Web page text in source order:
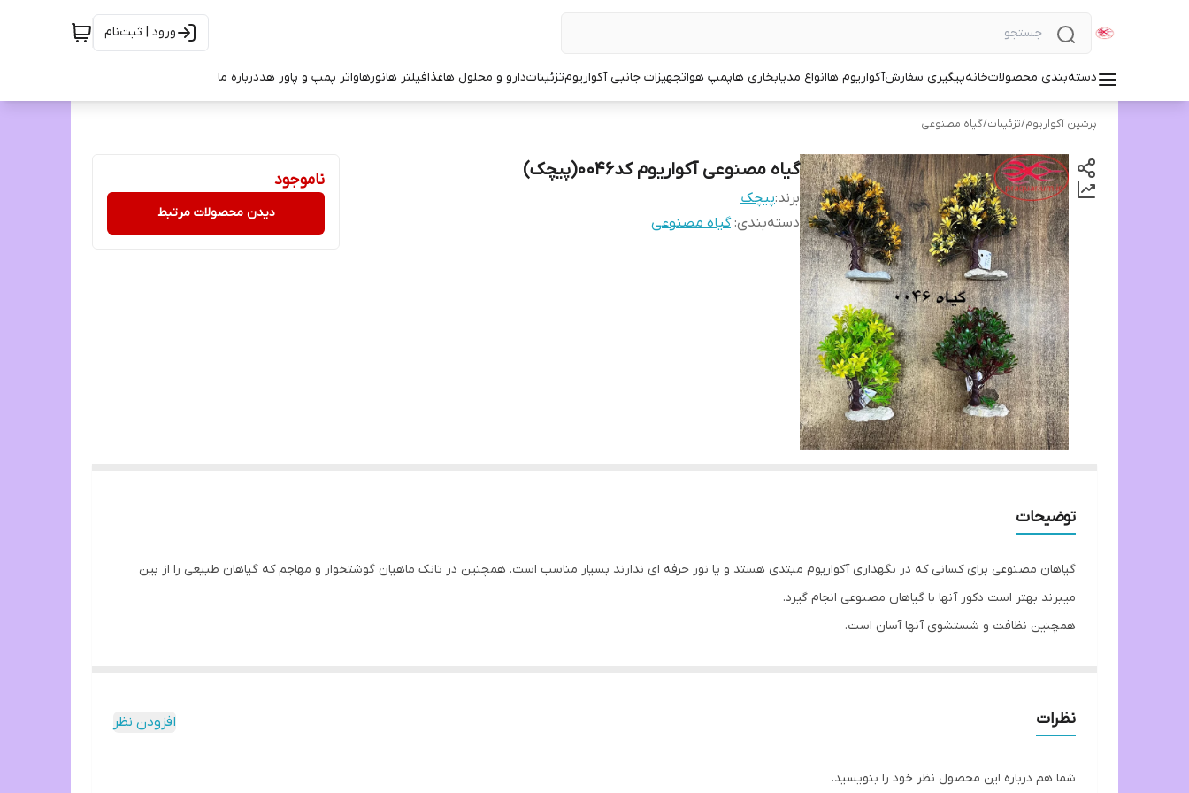
ورود | ثبت‌نام
دسته‌بندی محصولاتخانهپیگیری سفارشآکواریوم هاانواع مدیابخاری هاپمپ هواتجهیزات جانبی آکواریومتزئیناتدارو و محلول هاغذافیلتر هانورهاواتر پمپ و پاور هددرباره ما
پرشین آکواریوم/تزئینات/گیاه مصنوعی
گیاه مصنوعی آکواریوم کد0046(پیچک)
برند:پیچک
دسته‌بندی:گیاه مصنوعی
ناموجود
دیدن محصولات مرتبط
توضیحات
گیاهان مصنوعی برای کسانی که در نگهداری آکواریوم مبتدی هستد و یا نور حرفه ای ندارند بسیار مناسب است. همچنین در تانک ماهیان گوشتخوار و مهاجم که گیاهان طبیعی را از بین
میبرند بهتر است دکور آنها با گیاهان مصنوعی انجام گیرد.
همچنین نظافت و شستشوی آنها آسان است.
نظرات افزودن نظر
شما هم درباره این محصول نظر خود را بنویسید.